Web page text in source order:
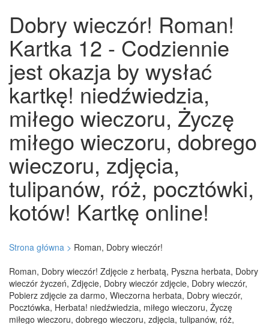
Dobry wieczór! Roman!
Kartka 12 - Codziennie
jest okazja by wysłać
kartkę! niedźwiedzia,
miłego wieczoru, Życzę
miłego wieczoru, dobrego
wieczoru, zdjęcia,
tulipanów, róż, pocztówki,
kotów! Kartkę online!
Strona główna > Roman, Dobry wieczór!
Roman, Dobry wieczór! Zdjęcie z herbatą, Pyszna herbata, Dobry
wieczór życzeń, Zdjęcie, Dobry wieczór zdjęcie, Dobry wieczór,
Pobierz zdjęcie za darmo, Wieczorna herbata, Dobry wieczór,
Pocztówka, Herbata! niedźwiedzia, miłego wieczoru, Życzę
miłego wieczoru, dobrego wieczoru, zdjęcia, tulipanów, róż,